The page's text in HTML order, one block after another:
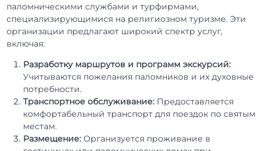
паломническими службами и турфирмами,
специализирующимися на религиозном туризме. Эти
организации предлагают широкий спектр услуг,
включая:
Разработку маршрутов и программ экскурсий:
Учитываются пожелания паломников и их духовные
потребности.
Транспортное обслуживание: Предоставляется
комфортабельный транспорт для поездок по святым
местам.
Размещение: Организуется проживание в